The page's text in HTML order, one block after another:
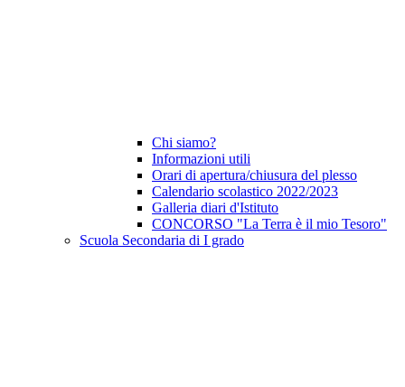
Chi siamo?
Informazioni utili
Orari di apertura/chiusura del plesso
Calendario scolastico 2022/2023
Galleria diari d'Istituto
CONCORSO "La Terra è il mio Tesoro"
Scuola Secondaria di I grado